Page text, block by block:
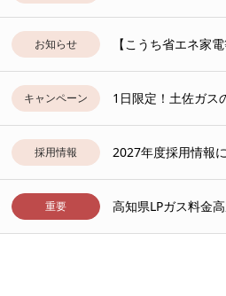
お知らせ 【こうち省エネ家
キャンペーン 1日限定！土佐ガス
採用情報 2027年度採用情報
重要 高知県LPガス料金